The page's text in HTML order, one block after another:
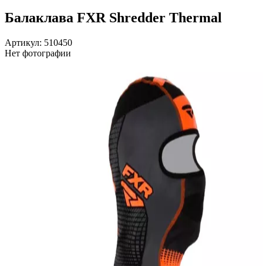
Балаклава FXR Shredder Thermal
Артикул: 510450
Нет фотографии